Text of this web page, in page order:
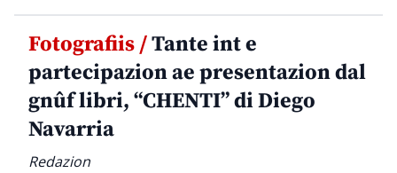
Fotografiis /Tante int e
partecipazion ae presentazion dal
gnûf libri, “CHENTI” di Diego
Navarria
Redazion